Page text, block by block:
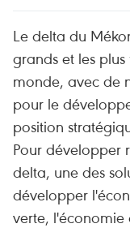
Le delta du
grands et les plus
monde, avec de
pour le
position
Pour développer
delta, une des
développer
verte, l'économie